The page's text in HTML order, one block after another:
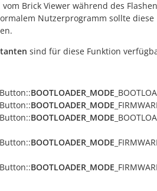
Brick Viewer während des
Nutzerprogramm sollte diese
sind für diese Funktion
BOOTLOADER_MODE
BOOTLOADER_MODE
BOOTLOADER_MODE
BOOTLOADER_MODE
BOOTLOADER_MODE